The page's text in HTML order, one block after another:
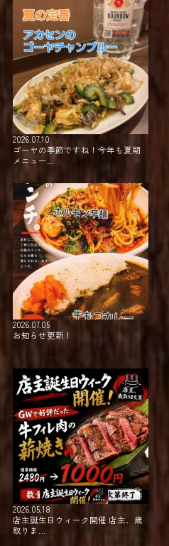
2026.07.10
ゴーヤの季節ですね！今年も夏期
メニュー…
2026.07.05
お知らせ更新！
2026.05.18
店主誕生日ウィーク開催 店主、歳
取りま…